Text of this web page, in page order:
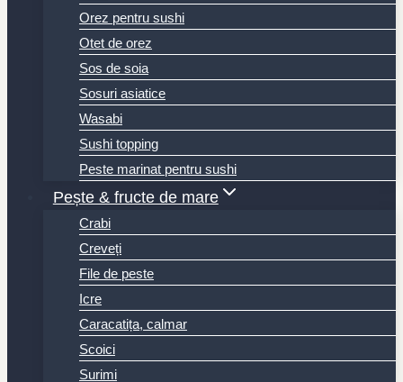
Orez pentru sushi
Otet de orez
Sos de soia
Sosuri asiatice
Wasabi
Sushi topping
Peste marinat pentru sushi
Pește & fructe de mare
Crabi
Creveți
File de peste
Icre
Caracatița, calmar
Scoici
Surimi